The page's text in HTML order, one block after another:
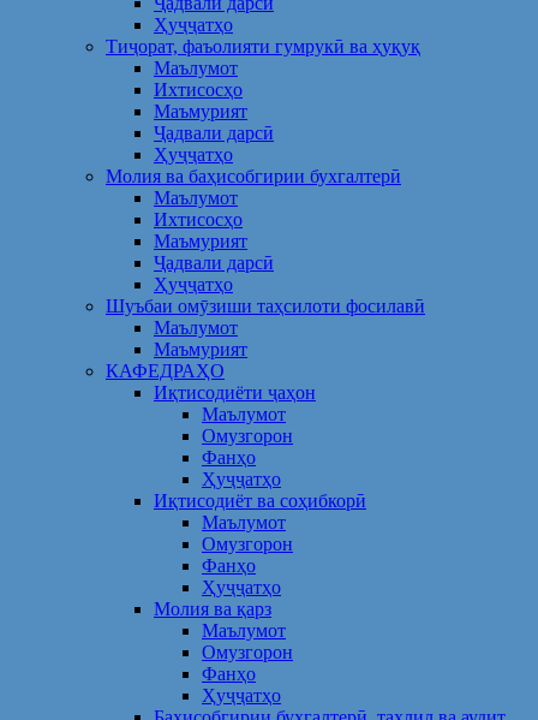
Ҳуҷҷатҳо
Тиҷорат, фаъолияти гумрукӣ ва ҳуқуқ
Маълумот
Ихтисосҳо
Маъмурият
Ҷадвали дарсӣ
Ҳуҷҷатҳо
Молия ва баҳисобгирии бухгалтерӣ
Маълумот
Ихтисосҳо
Маъмурият
Ҷадвали дарсӣ
Ҳуҷҷатҳо
Шуъбаи омӯзиши таҳсилоти фосилавӣ
Маълумот
Маъмурият
КАФЕДРАҲО
Иқтисодиёти ҷаҳон
Маълумот
Омузгорон
Фанҳо
Ҳуҷҷатҳо
Иқтисодиёт ва соҳибкорӣ
Маълумот
Омузгорон
Фанҳо
Ҳуҷҷатҳо
Молия ва қарз
Маълумот
Омузгорон
Фанҳо
Ҳуҷҷатҳо